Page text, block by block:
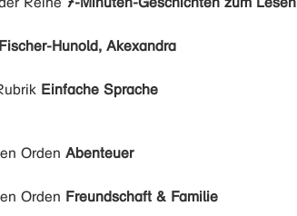
Fischer-Hunold, Akexandra
Einfache Sprache
Orden Abenteuer
Orden Freundschaft & Familie